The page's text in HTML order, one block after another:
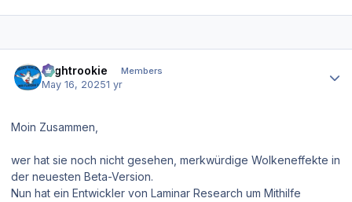
Flightrookie Members
May 16, 20251 yr
Moin Zusammen,
wer hat sie noch nicht gesehen, merkwürdige Wolkeneffekte in
der neuesten Beta-Version.
Nun hat ein Entwickler von Laminar Research um Mithilfe